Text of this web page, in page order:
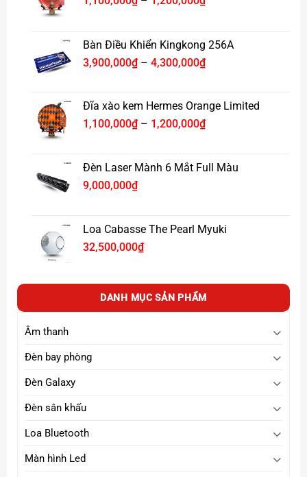
Fanpage : Xpace Lighting
1,100,000₫
đến
1,200,000₫
Bàn Điều Khiển Kingkong 256A
3,900,000₫ – 4,300,000₫Khoảng
3,900,000₫
đến
4,300,000₫
Đĩa xào kem Hermes Orange Limited
1,100,000₫ – 1,200,000₫Khoảng
1,100,000₫
Đèn Laser Mành 6 Mắt Full Màu
9,000,000₫
Loa Cabasse The Pearl Myuki
32,500,000₫
DANH MỤC SẢN PHẨM
Âm thanh
Đèn bay phòng
Đèn Galaxy
Đèn sân khấu
Loa Bluetooth
Màn hình Led